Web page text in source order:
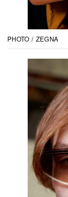
PHOTO / ZEGNA